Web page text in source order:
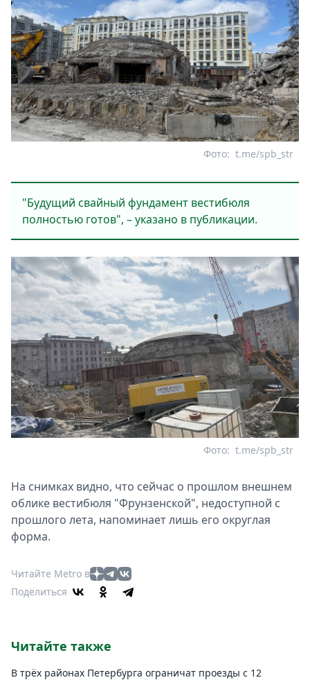
t.me/spb_str
Фото:
"Будущий свайный фундамент вестибюля
полностью готов", – указано в публикации.
t.me/spb_str
Фото:
На снимках видно, что сейчас о прошлом внешнем
облике вестибюля "Фрунзенской", недоступной с
прошлого лета, напоминает лишь его округлая
форма.
Читайте Metro в
Поделиться
Читайте также
В трёх районах Петербурга ограничат проезды с 12